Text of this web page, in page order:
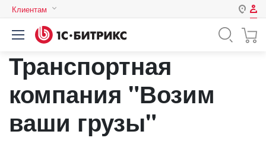
Клиентам
Авторизация
Логин
Пароль
Транспортная
компания "Возим
ваши грузы"